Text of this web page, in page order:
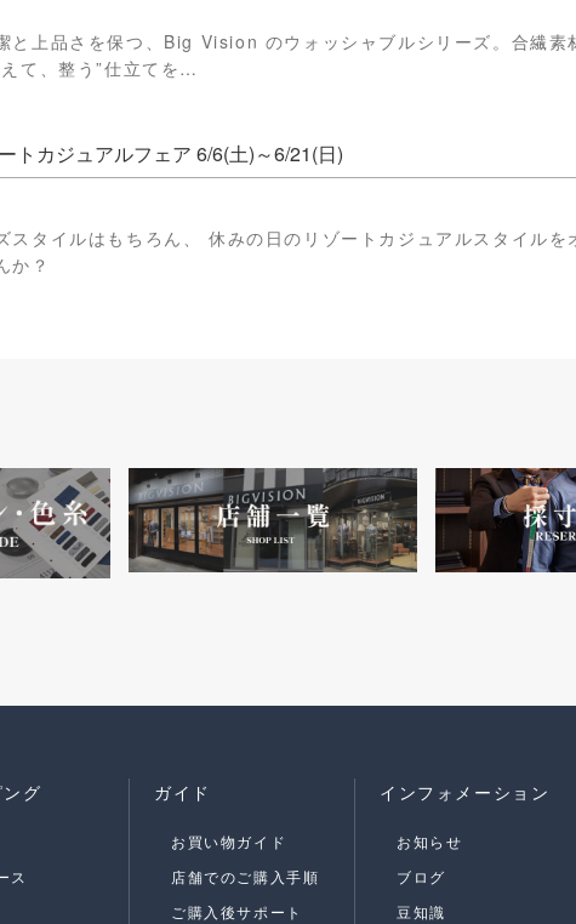
と上品さを保つ、Big Vision のウォッシャブルシリーズ。合繊素
て、整う”仕立てを…
トカジュアルフェア 6/6(土)～6/21(日)
スタイルはもちろん、 休みの日のリゾートカジュアルスタイルを
か？
グ
ス
ガイド
お買い物ガイド
店舗でのご購入手順
ご購入後サポート
インフォメーション
お知らせ
ブログ
豆知識